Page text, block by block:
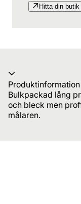
Hitta din butik
Produktinformation
Bulkpackad lång
och bleck men
målaren.